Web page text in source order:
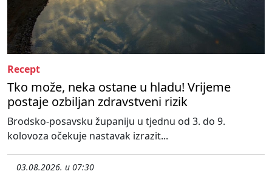
Recept
Tko može, neka ostane u hladu! Vrijeme
postaje ozbiljan zdravstveni rizik
Brodsko-posavsku županiju u tjednu od 3. do 9.
kolovoza očekuje nastavak izrazit...
03.08.2026. u 07:30